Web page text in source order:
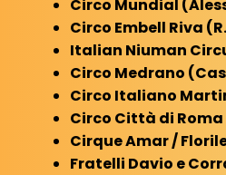
Circo Mundial
Circo Embell Riva
Italian Niuman
Circo Medrano
Circo Italiano
Circo Città di
Cirque Amar /
Fratelli Davio e